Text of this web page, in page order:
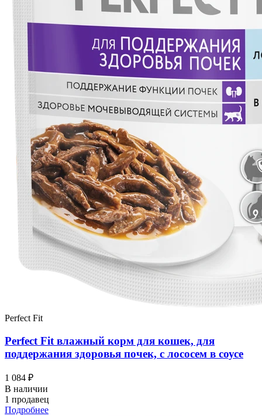
Perfect Fit
Perfect Fit влажный корм для кошек, для
поддержания здоровья почек, с лососем в соусе
1 084 ₽
В наличии
1 продавец
Подробнее